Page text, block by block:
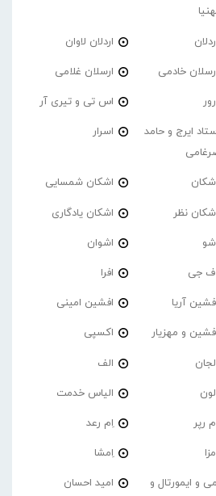
اردلان لاوان
خادمی ارسلان غلامی
اس تی و تیری آر
ایرج و حامد
اسرار
اشکان شمسایی
نظر اشکان یادگاری
اشوان
جی افرا
آریا افشین امینی
و مهزیار اکسپی
الف
الیاس خدمت
رپر اِم رعد
اِمشا
و ایمورتال و
امید احسان